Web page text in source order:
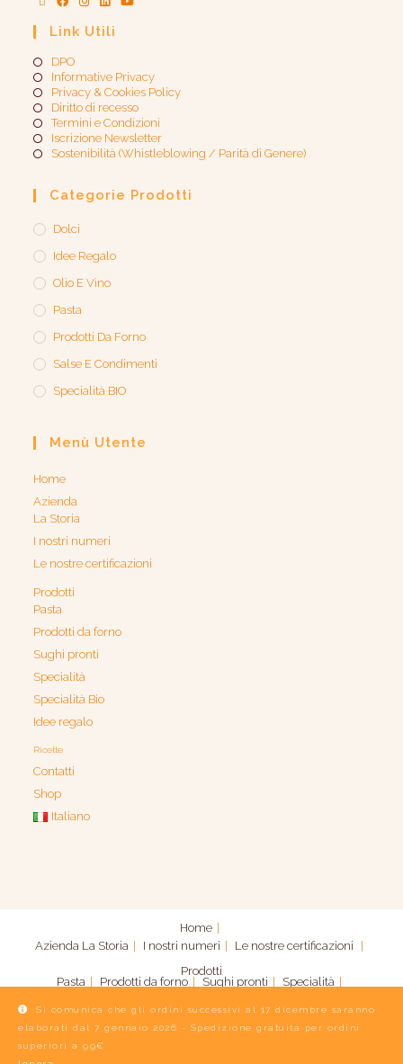
Si comunica che gli ordini successivi al 17 dicembre saranno
elaborati dal 7 gennaio 2026 - Spedizione gratuita per ordini
superiori a 99€
Link Utili
DPO
Informative Privacy
Privacy & Cookies Policy
Diritto di recesso
Termini e Condizioni
Iscrizione Newsletter
Sostenibilità (Whistleblowing / Parità di Genere)​
Categorie Prodotti
Dolci
Idee Regalo
Olio E Vino
Pasta
Prodotti Da Forno
Salse E Condimenti
Specialità BIO
Menù Utente
Home
Azienda
La Storia
I nostri numeri
Le nostre certificazioni
Prodotti
Pasta
Prodotti da forno
Sughi pronti
Specialità
Specialità Bio
Idee regalo
Ricette
Contatti
Shop
Italiano
Home
Azienda La Storia I nostri numeri
Le nostre certificazioni
Prodotti
Pasta
Prodotti da forno Sughi pronti
Specialità